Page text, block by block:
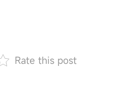
Rate this post